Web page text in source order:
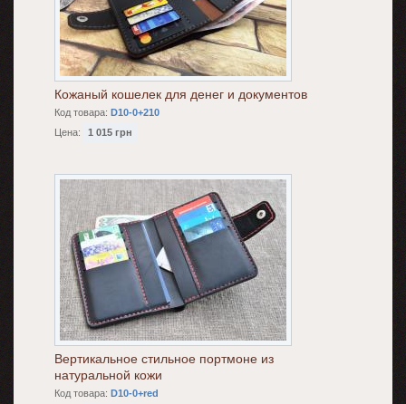
Кожаный кошелек для денег и документов
Код товара: D10-0+210
Цена:
1 015 грн
Вертикальное стильное портмоне из
натуральной кожи
Код товара: D10-0+red